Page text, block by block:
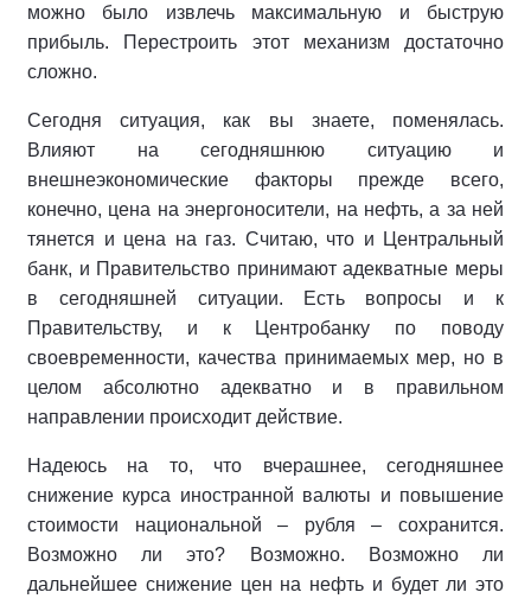
можно было извлечь максимальную и быструю
прибыль. Перестроить этот механизм достаточно
сложно.
Сегодня ситуация, как вы знаете, поменялась.
Влияют на сегодняшнюю ситуацию и
внешнеэкономические факторы прежде всего,
конечно, цена на энергоносители, на нефть, а за ней
тянется и цена на газ. Считаю, что и Центральный
банк, и Правительство принимают адекватные меры
в сегодняшней ситуации. Есть вопросы и к
Правительству, и к Центробанку по поводу
своевременности, качества принимаемых мер, но в
целом абсолютно адекватно и в правильном
направлении происходит действие.
Надеюсь на то, что вчерашнее, сегодняшнее
снижение курса иностранной валюты и повышение
стоимости национальной – рубля – сохранится.
Возможно ли это? Возможно. Возможно ли
дальнейшее снижение цен на нефть и будет ли это